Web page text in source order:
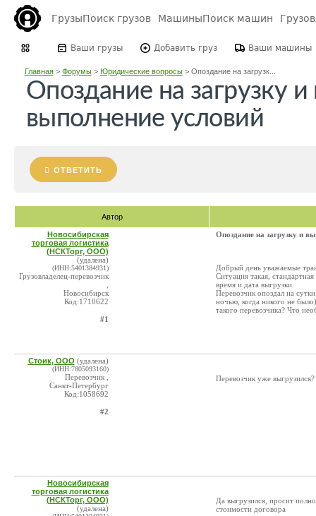
ГрузыПоиск грузов МашиныПоиск машин
Ваши грузы Добавить груз Ваши машины
Главная> Форумы> Юридические вопросы> Опоздание на загрузк...
Опоздание на загрузку и
выполнение условий
ОТВЕТИТЬ
Автор
Новосибирская
торговая логистика
(НСКТорг, ООО)
(удалена)
(ИНН:5401384931)
Грузовладелец-перевозчик
Новосибирск
Код:1710622
#1
Опоздание на загрузку и
Добрый день уважаемые
Ситуация такая,
время и дата выгрузки.
Перевозчик опоздал на
ночью, когда никого не
такого перевозчика? Что
Стоик, ООО (удалена)
(ИНН:7805093160)
Перевозчик ,
Санкт-Петербург
Код:1058692
#2
Перевозчик уже выгрузился?
Новосибирская
торговая логистика
(НСКТорг, ООО)
(удалена)
Да выгрузился, просит
стоимости договора